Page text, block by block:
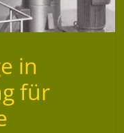
in
für